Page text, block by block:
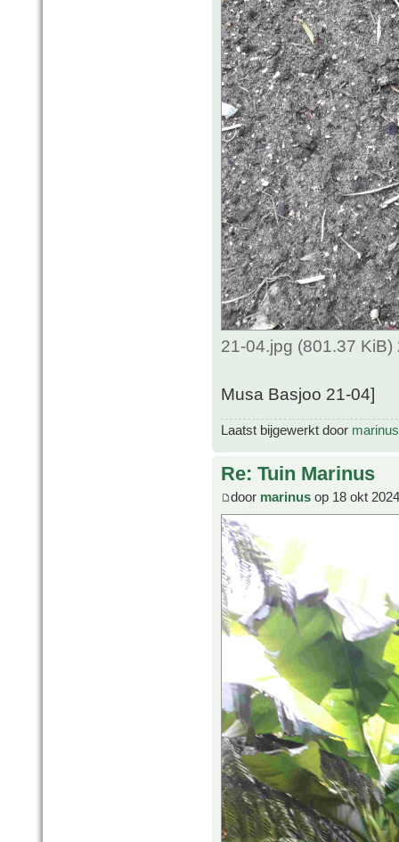
21-04.jpg (801.37
Musa Basjoo 21-04]
Laatst bijgewerkt door marinus
Re: Tuin Marinus
door marinus op 18 okt